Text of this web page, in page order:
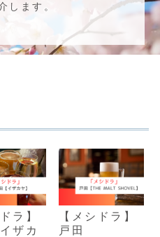
します。
ラ】
ザカ
【メシドラ】
戸田